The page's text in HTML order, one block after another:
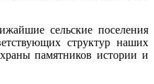
сельские поселения
структур наших
памятников истории и